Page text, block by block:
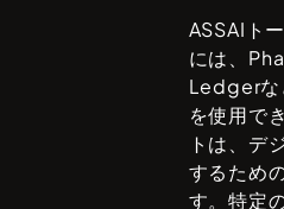
ASSAI ト
には、
Ledger
を使用で
トは、デ
するため
す。特定